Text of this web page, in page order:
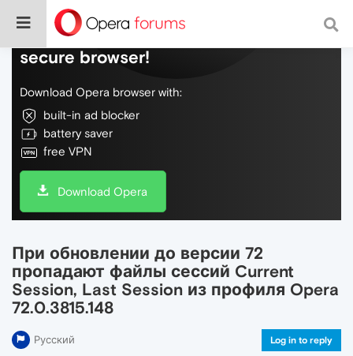
Do more on the web, with a fast and
secure browser!
Download Opera browser with:
built-in ad blocker
battery saver
free VPN
Download Opera
При обновлении до версии 72
пропадают файлы сессий Current
Session, Last Session из профиля Opera
72.0.3815.148
Русский Log in to reply